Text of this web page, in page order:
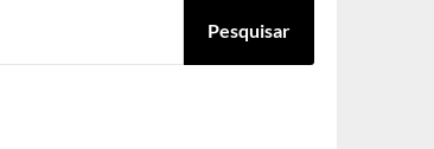
Pesquisar